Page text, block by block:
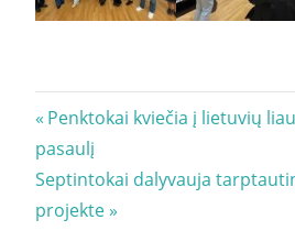
Navigacija
tarp
įrašų
Previous
Post:
Penktokai kviečia į lietuvių
pasaulį
Next
Post:
Septintokai dalyvauja
projekte